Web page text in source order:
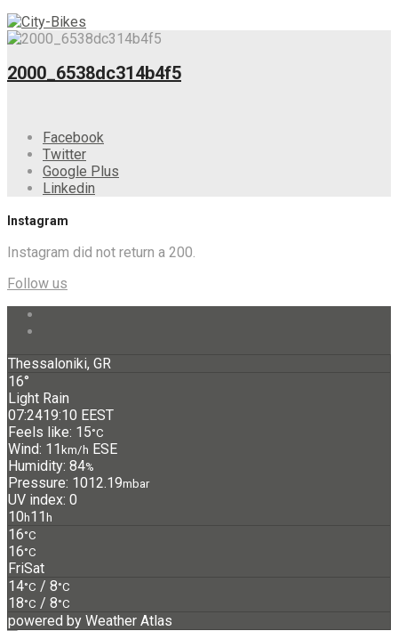
2000_6538dc314b4f5
Facebook
Twitter
Google Plus
Linkedin
Instagram
Instagram did not return a 200.
Follow us
Thessaloniki, GR
16°
Light Rain
07:2419:10 EEST
Feels like: 15°C
Wind: 11 km/h ESE
Humidity: 84%
Pressure: 1012.19mbar
UV index: 0
10 h11 h
16°C
16°C
FriSat
14°C / 8°C
18°C / 8°C
powered by Weather Atlas